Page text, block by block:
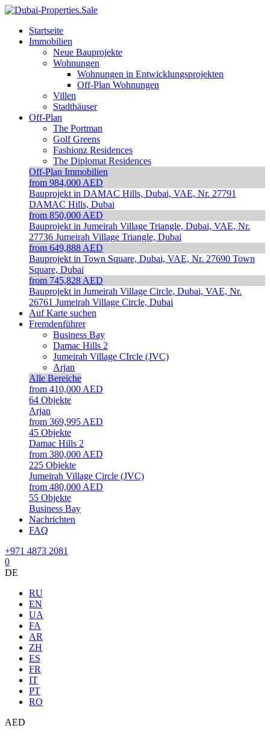
Startseite
Immobilien
Neue Bauprojekte
Wohnungen
Wohnungen in Entwicklungsprojekten
Off-Plan Wohnungen
Villen
Stadthäuser
Off-Plan
The Portman
Golf Greens
Fashionz Residences
The Diplomat Residences
Off-Plan Immobilien
from 984,000 AED
Bauprojekt in DAMAC Hills, Dubai, VAE, Nr. 27791
DAMAC Hills, Dubai
from 850,000 AED
Bauprojekt in Jumeirah Village Triangle, Dubai, VAE, Nr.
27736 Jumeirah Village Triangle, Dubai
from 649,888 AED
Bauprojekt in Town Square, Dubai, VAE, Nr. 27690 Town
Square, Dubai
from 745,828 AED
Bauprojekt in Jumeirah Village Circle, Dubai, VAE, Nr.
26761 Jumeirah Village Circle, Dubai
Auf Karte suchen
Fremdenführer
Business Bay
Damac Hills 2
Jumeirah Village CIrcle (JVC)
Arjan
Alle Bereiche
from 410,000 AED
64 Objekte
Arjan
from 369,995 AED
45 Objekte
Damac Hills 2
from 380,000 AED
225 Objekte
Jumeirah Village Circle (JVC)
from 480,000 AED
55 Objekte
Business Bay
Nachrichten
FAQ
+971 4873 2081
0
DE
RU
EN
UA
FA
AR
ZH
ES
FR
IT
PT
RO
AED